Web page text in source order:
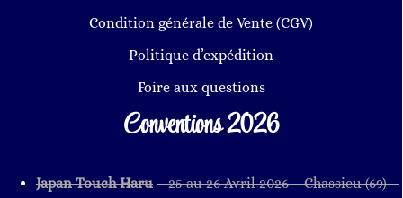
Condition générale de Vente (CGV)
Politique d’expédition
Foire aux questions
Conventions 2026
Japan Touch Haru – 25 au 26 Avril 2026– Chassieu(69)–